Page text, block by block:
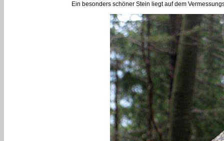
Ein besonders schöner Stein liegt auf dem